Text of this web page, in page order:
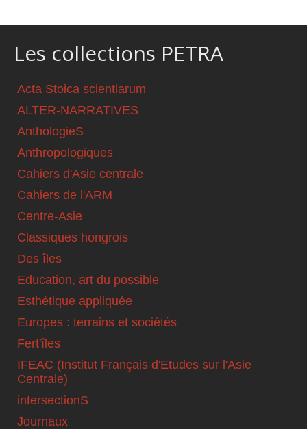
Les collections PETRA
Acta Stoica scientiarum
ALTER-NARRATIVES
AnthologieS
Anthropologiques
Cahiers d'Asie centrale
Cahiers de l'ARM
Centre-Asie
Classiques hongrois
Des îles
Education, art du possible
Esthétique appliquée
Europes : terrains et sociétés
Fert'îles
IFEAC (Institut Français d'Etudes sur l'Asie
Centrale)
intersectionS
Journaux